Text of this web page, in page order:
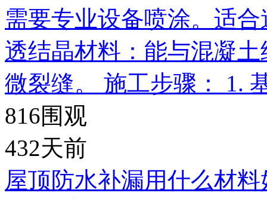
需要专业设备喷涂。适
透结晶材料：能与混凝
微裂缝。 施工步骤： 1.
816围观
432天前
屋顶防水补漏用什么材料